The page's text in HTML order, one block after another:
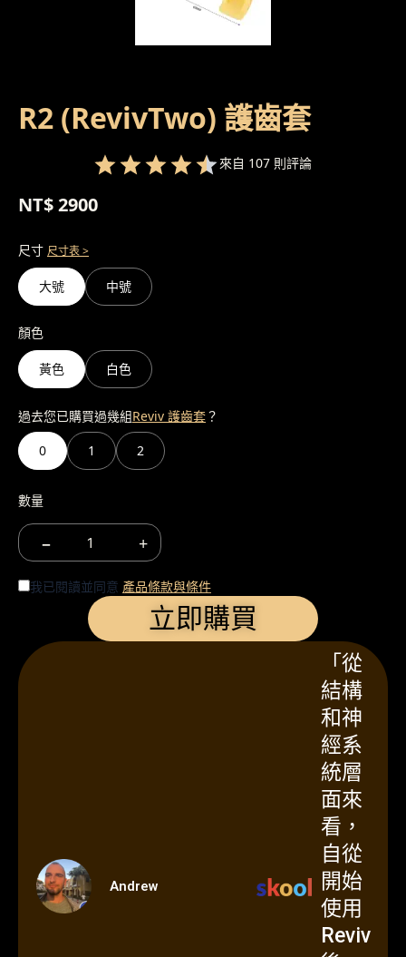
R2 (RevivTwo) 護齒套
來自 107 則評論
NT$2900
尺寸 尺寸表 >
大號 中號
顏色
黃色 白色
過去您已購買過幾組Reviv 護齒套？
0
1 2
數量
− +
我已閱讀並同意 產品條款與條件
立即購買
Andrew
「從
結構
和神
經系
統層
面來
看，
自從
開始
使用
Reviv